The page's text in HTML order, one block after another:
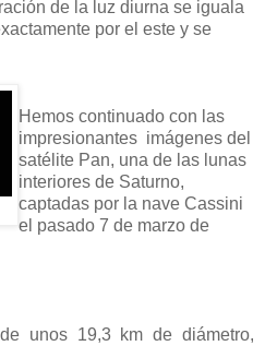
de la luz diurna se iguala
por el este y se
Hemos continuado con las
impresionantes imágenes del
satélite Pan, una de las lunas
interiores de Saturno,
captadas por la nave Cassini
el pasado 7 de marzo de
unos 19,3 km de diámetro,